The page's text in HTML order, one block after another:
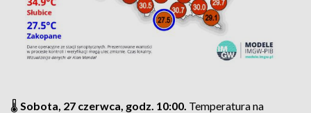
🌡️ Sobota, 27 czerwca, godz. 10:00. Temperatura na